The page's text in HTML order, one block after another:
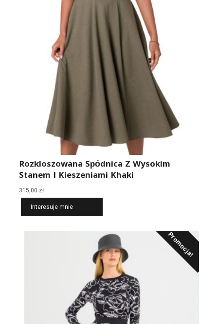
Rozkloszowana Spódnica Z Wysokim
Stanem I Kieszeniami Khaki
315,00 zł
Interesuje mnie
Promocja!